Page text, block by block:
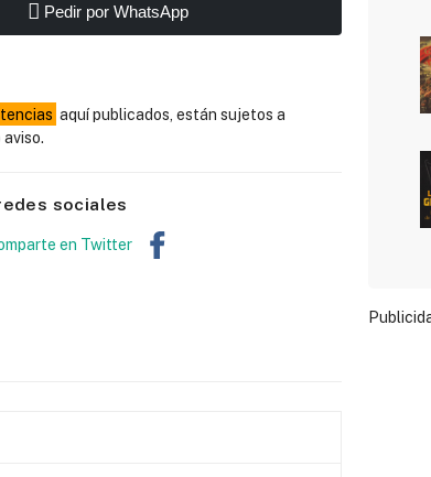
Pedir por WhatsApp
aquí publicados, están sujetos a
sociales